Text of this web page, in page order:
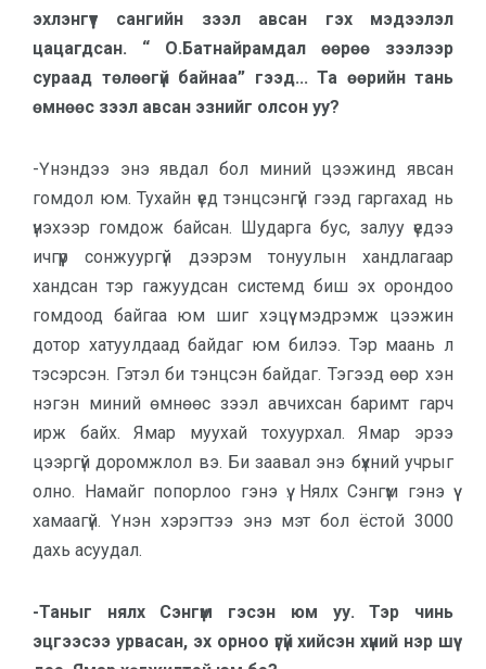
эхлэнгүүт сангийн зээл авсан гэх мэдээлэл
цацагдсан. “ О.Батнайрамдал өөрөө зээлээр
сураад төлөөгүй байнаа” гээд... Та өөрийн тань
өмнөөс зээл авсан эзнийг олсон уу?
-Үнэндээ энэ явдал бол миний цээжинд явсан
гомдол юм. Тухайн үед тэнцсэнгүй гээд гаргахад нь
үнэхээр гомдож байсан. Шударга бус, залуу үедээ
ичгүүр сонжуургүй дээрэм тонуулын хандлагаар
хандсан тэр гажуудсан системд биш эх орондоо
гомдоод байгаа юм шиг хэцүү мэдрэмж цээжин
дотор хатуулдаад байдаг юм билээ. Тэр маань л
тэсэрсэн. Гэтэл би тэнцсэн байдаг. Тэгээд өөр хэн
нэгэн миний өмнөөс зээл авчихсан баримт гарч
ирж байх. Ямар муухай тохуурхал. Ямар эрээ
цээргүй доромжлол вэ. Би заавал энэ бүхний учрыг
олно. Намайг попорлоо гэнэ үү. Нялх Сэнгүм гэнэ үү
хамаагүй. Үнэн хэрэгтээ энэ мэт бол ёстой 3000
дахь асуудал.
-Таныг нялх Сэнгүм гэсэн юм уу. Тэр чинь
эцгээсээ урвасан, эх орноо үгүй хийсэн хүний нэр шүү